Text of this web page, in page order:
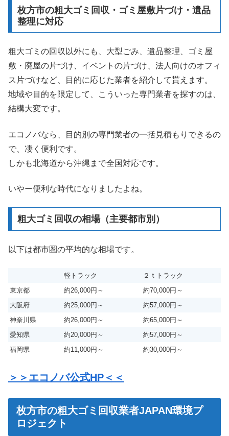
枚方市の粗大ゴミ回収・ゴミ屋敷片づけ・遺品
整理に対応
粗大ゴミの回収以外にも、大型ごみ、遺品整理、ゴミ屋
敷・廃屋の片づけ、イベントの片づけ、法人向けのオフィ
ス片づけなど、目的に応じた業者を紹介して貰えます。
地域や目的を限定して、こういった専門業者を探すのは、
結構大変です。
エコノバなら、目的別の専門業者の一括見積もりできるの
で、凄く便利です。
しかも北海道から沖縄まで全国対応です。
いやー便利な時代になりましたよね。
粗大ゴミ回収の相場（主要都市別）
以下は都市圏の平均的な相場です。
軽トラック
２ｔトラック
東京都
約26,000円～
約70,000円～
大阪府
約25,000円～
約57,000円～
神奈川県
約26,000円～
約65,000円～
愛知県
約20,000円～
約57,000円～
福岡県
約11,000円～ 約30,000円～
＞＞エコノバ公式HP＜＜
枚方市の粗大ゴミ回収業者JAPAN環境プ
ロジェクト